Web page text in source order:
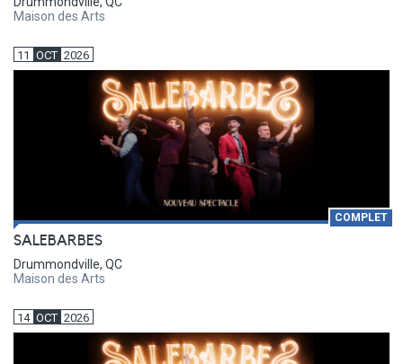
Maison des Arts
11 OCT 2026
COMPLET
SALEBARBES
Drummondville, QC
Maison des Arts
14 OCT 2026